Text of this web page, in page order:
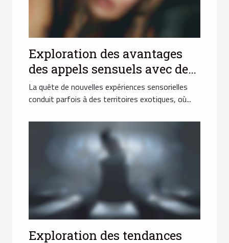
Exploration des avantages
des appels sensuels avec des
hôtesses orientales
La quête de nouvelles expériences sensorielles
conduit parfois à des territoires exotiques, où...
Exploration des tendances